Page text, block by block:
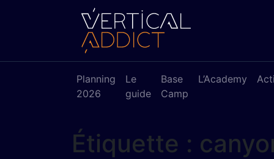
Planning
2026
Le
guide
Base
Camp
L’Academy
Étiquette :